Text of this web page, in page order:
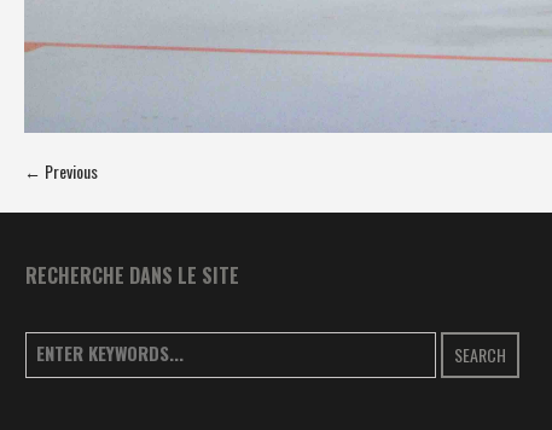
← Previous
RECHERCHE DANS LE SITE
SEARCH